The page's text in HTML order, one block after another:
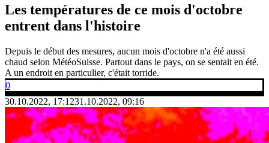
Les températures de ce mois d'octobre
entrent dans l'histoire
Depuis le début des mesures, aucun mois d'octobre n'a été aussi
chaud selon MétéoSuisse. Partout dans le pays, on se sentait en été.
A un endroit en particulier, c'était torride.
0
30.10.2022, 17:1231.10.2022, 09:16